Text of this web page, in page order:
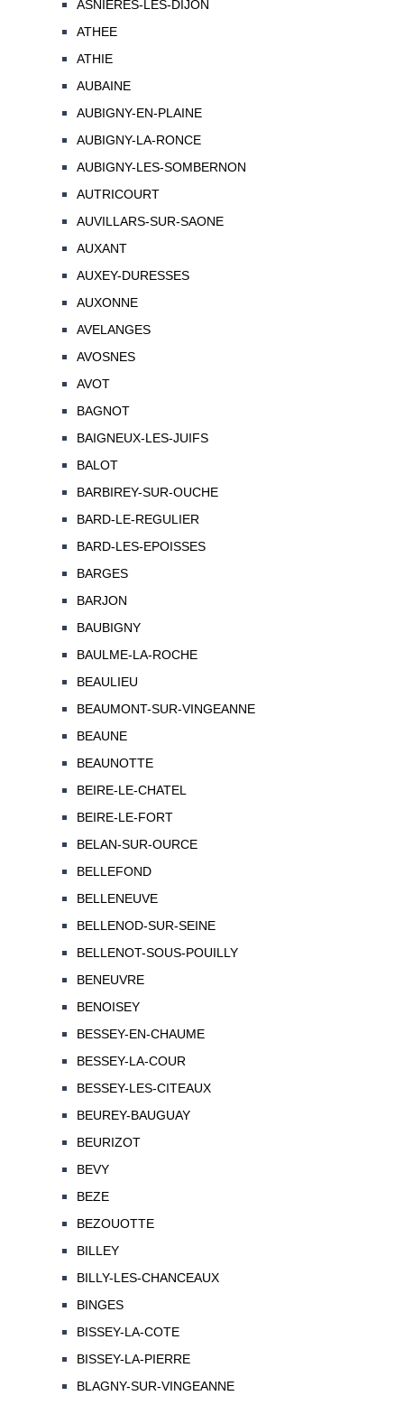
ASNIERES-LES-DIJON
ATHEE
ATHIE
AUBAINE
AUBIGNY-EN-PLAINE
AUBIGNY-LA-RONCE
AUBIGNY-LES-SOMBERNON
AUTRICOURT
AUVILLARS-SUR-SAONE
AUXANT
AUXEY-DURESSES
AUXONNE
AVELANGES
AVOSNES
AVOT
BAGNOT
BAIGNEUX-LES-JUIFS
BALOT
BARBIREY-SUR-OUCHE
BARD-LE-REGULIER
BARD-LES-EPOISSES
BARGES
BARJON
BAUBIGNY
BAULME-LA-ROCHE
BEAULIEU
BEAUMONT-SUR-VINGEANNE
BEAUNE
BEAUNOTTE
BEIRE-LE-CHATEL
BEIRE-LE-FORT
BELAN-SUR-OURCE
BELLEFOND
BELLENEUVE
BELLENOD-SUR-SEINE
BELLENOT-SOUS-POUILLY
BENEUVRE
BENOISEY
BESSEY-EN-CHAUME
BESSEY-LA-COUR
BESSEY-LES-CITEAUX
BEUREY-BAUGUAY
BEURIZOT
BEVY
BEZE
BEZOUOTTE
BILLEY
BILLY-LES-CHANCEAUX
BINGES
BISSEY-LA-COTE
BISSEY-LA-PIERRE
BLAGNY-SUR-VINGEANNE